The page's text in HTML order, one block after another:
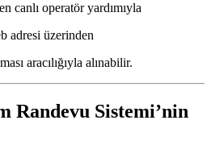
canlı operatör yardımıyla
adresi üzerinden
aracılığıyla alınabilir.
Randevu Sistemi’nin